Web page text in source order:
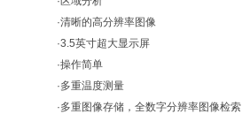
·清晰的高分辨率图像
·3.5英寸超大显示屏
·操作简单
·多重温度测量
·多重图像存储，全数字分辨率图像检索